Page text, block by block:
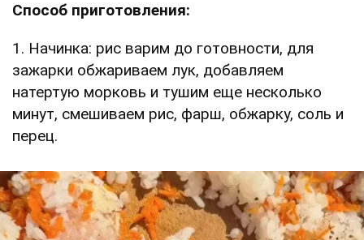
Способ приготовления:
1. Начинка: рис варим до готовности, для
зажарки обжариваем лук, добавляем
натертую морковь и тушим еще несколько
минут, смешиваем рис, фарш, обжарку, соль и
перец.